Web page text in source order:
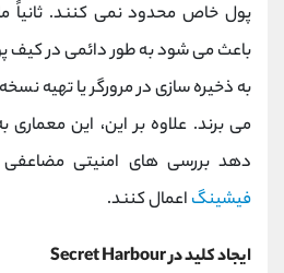
پول خاص محدود نمی کنند. ثانیاً
باعث می ‌شود به طور دائمی در کیف‌
به ذخیره‌ سازی در مرورگر یا تهیه
می‌ برند. علاوه بر این، این
‌دهد بررسی ‌های امنیتی مضاعفی
فیشینگ اعمال کنند.
ایجاد کلید در Secret Harbour